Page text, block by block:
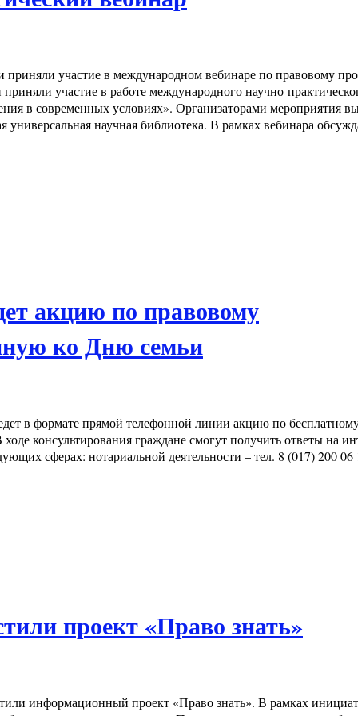
участие в международном вебинаре по правовому
участие в работе международного научно-
в современных условиях». Организаторами мероприятия
научная библиотека. В рамках вебинара
акцию по правовому
ко Дню семьи
в формате прямой телефонной линии акцию по
консультирования граждане смогут получить ответы на
сферах: нотариальной деятельности – тел. 8 (017) 200 06
проект «Право знать»
информационный проект «Право знать». В рамках